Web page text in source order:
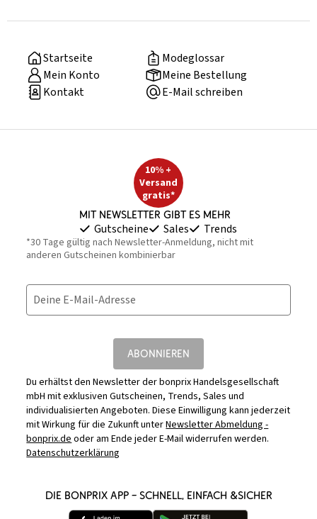
Startseite
Modeglossar
Mein Konto
Meine Bestellung
Kontakt
E-Mail schreiben
10% +
Versand
gratis*
Mit Newsletter gibt es mehr
Gutscheine Sales Trends
*30 Tage gültig nach Newsletter-Anmeldung, nicht mit
anderen Gutscheinen kombinierbar
Deine E-Mail-Adresse
ABONNIEREN
Du erhältst den Newsletter der bonprix Handelsgesellschaft
mbH mit exklusiven Gutscheinen, Trends, Sales und
individualisierten Angeboten. Diese Einwilligung kann jederzeit
mit Wirkung für die Zukunft unterNewsletter Abmeldung -
bonprix.deoder am Ende jeder E-Mail widerrufen werden.
Datenschutzerklärung
DIE BONPRIX APP – SCHNELL, EINFACH &SICHER